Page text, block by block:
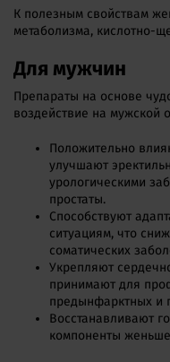
К полезным свойствам
метаболизма, кислотно-
Для мужчин
Препараты на основе
воздействие на мужской
Положительно
улучшают
урологическими
простаты.
Способствуют
ситуациям, что
соматических
Укрепляют
принимают для
предынфарктных и
Восстанавливают
компоненты